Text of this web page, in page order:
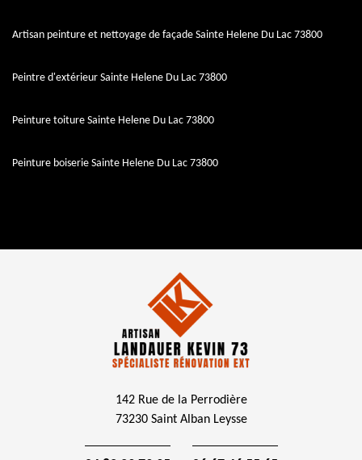
Artisan peinture et nettoyage de façade Sainte Helene Du Lac 73800
Peintre d'extérieur Sainte Helene Du Lac 73800
Peinture toiture Sainte Helene Du Lac 73800
Peinture boiserie Sainte Helene Du Lac 73800
142 Rue de la Perrodière
73230 Saint Alban Leysse